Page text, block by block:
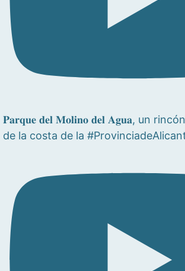
𝐏𝐚𝐫𝐪𝐮𝐞 𝐝𝐞𝐥 𝐌𝐨𝐥𝐢𝐧𝐨 𝐝𝐞𝐥 𝐀𝐠𝐮𝐚, un
de la costa de la